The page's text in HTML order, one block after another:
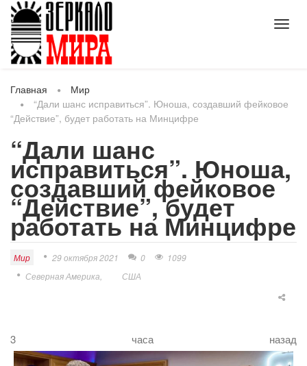
Главная
Мир
“Дали шанс исправиться”. Юноша, создавший фейковое
“Действие”, будет работать на Минцифре
“Дали шанс
исправиться”. Юноша,
создавший фейковое
“Действие”, будет
работать на Минцифре
Мир 29 октября 2021 0
1099
Северная Америка
США
3 часа назад